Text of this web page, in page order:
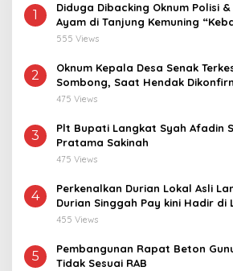
1
Diduga Dibacking Oknum Polisi
Ayam di Tanjung Kemuning
555 Views
2
Oknum Kepala Desa Senak
Sombong, Saat Hendak
Desa 2021-2024
475 Views
3
Plt Bupati Langkat Syah Afadin
Pratama Sakinah
475 Views
4
Perkenalkan Durian Lokal Asli
Durian Singgah Pay kini Hadir di
455 Views
5
Pembangunan Rapat Beton
Tidak Sesuai RAB